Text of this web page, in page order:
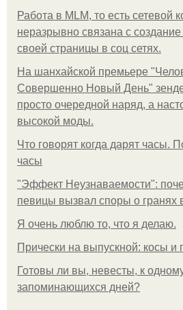
Работа в MLM, то есть сетевой
неразрывно связана с создание
своей страницы в соц сетях.
На шанхайской премьере
Совершенно Новый День"
просто очередной наряд, а
высокой моды.
Что говорят когда дарят часы.
часы
"Эффект Неузнаваемости":
певицы вызвал споры о гранях
Я очень люблю то, что я делаю.
Прически на выпускной: косы и
Готовы ли вы, невесты, к
запоминающихся дней?